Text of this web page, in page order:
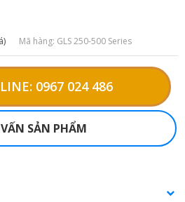
Mã hàng: GLS 250-500 Series
0967 024 486
SẢN PHẨM